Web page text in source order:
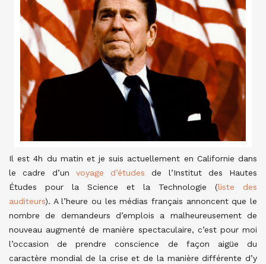
Il est 4h du matin et je suis actuellement en Californie dans
le cadre d’un voyage d’études de l’Institut des Hautes
Études pour la Science et la Technologie (liste des
auditeurs). A l’heure ou les médias français annoncent que le
nombre de demandeurs d’emplois a malheureusement de
nouveau augmenté de manière spectaculaire, c’est pour moi
l’occasion de prendre conscience de façon aigüe du
caractère mondial de la crise et de la manière différente d’y